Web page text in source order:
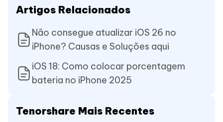
Artigos Relacionados
Não consegue atualizar iOS 26 no
iPhone? Causas e Soluções aqui
iOS 18: Como colocar porcentagem
bateria no iPhone 2025
Tenorshare Mais Recentes